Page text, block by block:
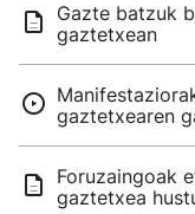
Gazte batzuk
gaztetxean
gaztetxearen
Foruzaingoak
gaztetxea